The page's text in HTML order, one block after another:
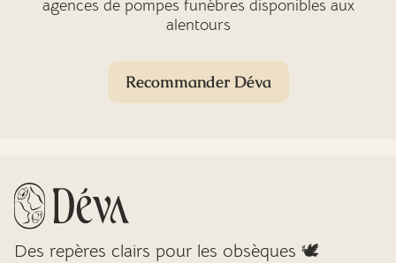
agences de pompes funèbres disponibles aux
alentours
Recommander Déva
Des repères clairs pour les obsèques 🕊️